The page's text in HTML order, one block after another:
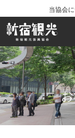
当協会
一